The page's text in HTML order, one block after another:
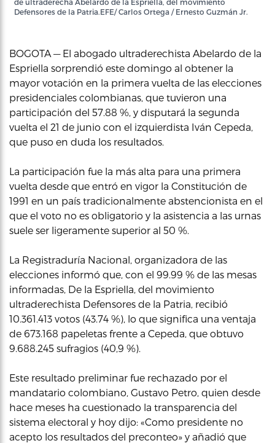
Defensores de la Patria.EFE/ Carlos Ortega / Ernesto Guzmán Jr.
BOGOTA — El abogado ultraderechista Abelardo de la
Espriella sorprendió este domingo al obtener la
mayor votación en la primera vuelta de las elecciones
presidenciales colombianas, que tuvieron una
participación del 57.88 %, y disputará la segunda
vuelta el 21 de junio con el izquierdista Iván Cepeda,
que puso en duda los resultados.
La participación fue la más alta para una primera
vuelta desde que entró en vigor la Constitución de
1991 en un país tradicionalmente abstencionista en el
que el voto no es obligatorio y la asistencia a las urnas
suele ser ligeramente superior al 50 %.
La Registraduría Nacional, organizadora de las
elecciones informó que, con el 99.99 % de las mesas
informadas, De la Espriella, del movimiento
ultraderechista Defensores de la Patria, recibió
10.361.413 votos (43.74 %), lo que significa una ventaja
de 673.168 papeletas frente a Cepeda, que obtuvo
9.688.245 sufragios (40,9 %).
Este resultado preliminar fue rechazado por el
mandatario colombiano, Gustavo Petro, quien desde
hace meses ha cuestionado la transparencia del
sistema electoral y hoy dijo: «Como presidente no
acepto los resultados del preconteo» y añadió que